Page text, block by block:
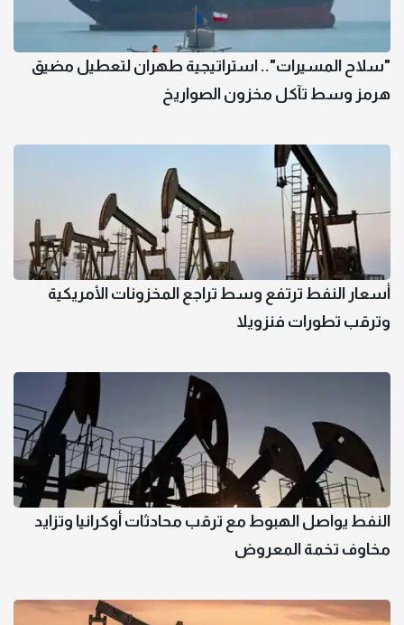
"سلاح المسيرات".. استراتيجية طهران لتعطيل مضيق
هرمز وسط تآكل مخزون الصواريخ
أسعار النفط ترتفع وسط تراجع المخزونات الأمريكية
وترقب تطورات فنزويلا
النفط يواصل الهبوط مع ترقب محادثات أوكرانيا وتزايد
مخاوف تخمة المعروض